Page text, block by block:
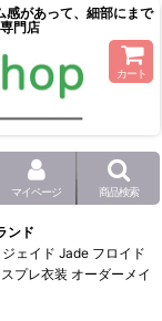
感があって、細部にまで
門店
カート
マイページ 商品検索
ンド
ェイド Jade フロイド
プレ衣装 オーダーメイ